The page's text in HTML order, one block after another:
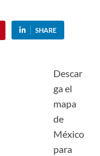
SHARE
Descar
ga el
mapa
de
México
para